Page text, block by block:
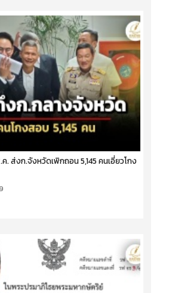
. ส่งก.จังหวัดเพิกถอน 5,145 คนเอี่ยวโกง